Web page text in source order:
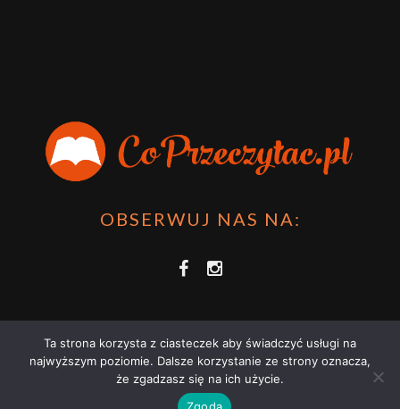
OBSERWUJ NAS NA:
COPRZECZYTAĆ.PL 2021 | STRONA WYKORZYSTUJE PLIKI COOKIES |
Ta strona korzysta z ciasteczek aby świadczyć usługi na
najwyższym poziomie. Dalsze korzystanie ze strony oznacza,
że zgadzasz się na ich użycie.
Zgoda